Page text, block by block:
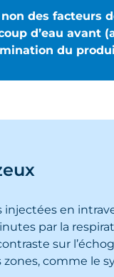
des facteurs
d’eau avant
du
en
par la
sur
comme le